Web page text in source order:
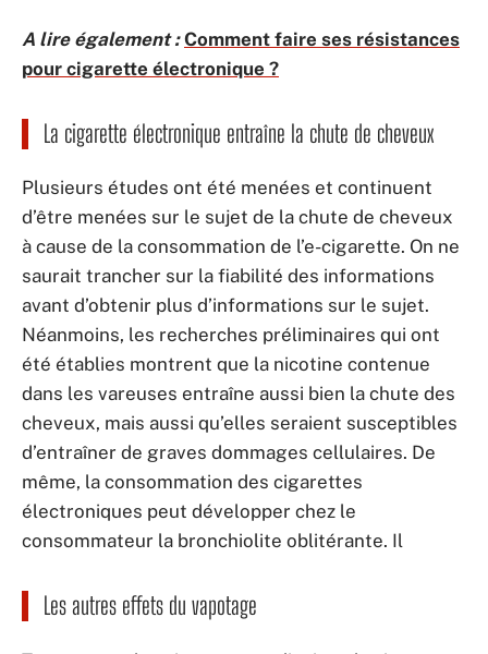
A lire également : Comment faire ses résistances
pour cigarette électronique ?
La cigarette électronique entraîne la chute de cheveux
Plusieurs études ont été menées et continuent
d’être menées sur le sujet de la chute de cheveux
à cause de la consommation de l’e-cigarette. On ne
saurait trancher sur la fiabilité des informations
avant d’obtenir plus d’informations sur le sujet.
Néanmoins, les recherches préliminaires qui ont
été établies montrent que la nicotine contenue
dans les vareuses entraîne aussi bien la chute des
cheveux, mais aussi qu’elles seraient susceptibles
d’entraîner de graves dommages cellulaires. De
même, la consommation des cigarettes
électroniques peut développer chez le
consommateur la bronchiolite oblitérante. Il
Les autres effets du vapotage